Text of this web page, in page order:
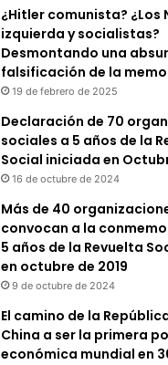
¿Hitler comunista? ¿Los
izquierda y socialistas?
Desmontando una
falsificación de la
19 de febrero de 2025
Declaración de 70
sociales a 5 años de la
Social iniciada en
16 de octubre de 2024
Más de 40
convocan a la
5 años de la Revuelta
en octubre de 2019
9 de octubre de 2024
El camino de la
China a ser la primera
económica mundial en